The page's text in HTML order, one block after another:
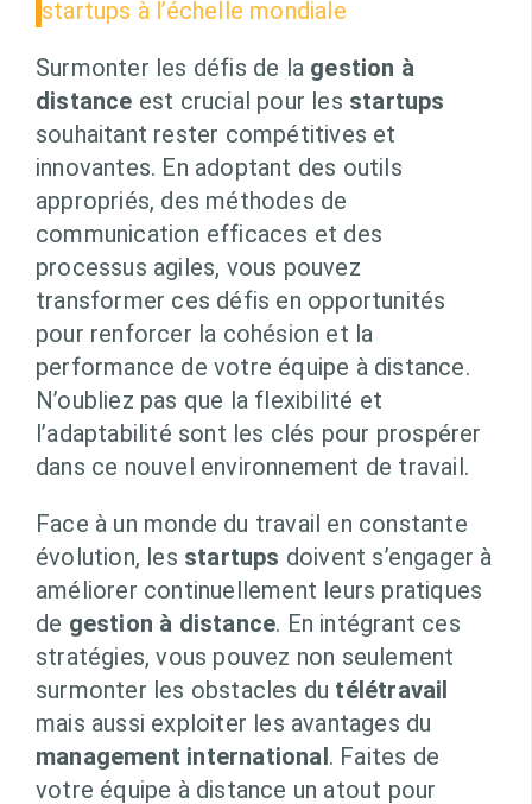
startups à l’échelle mondiale
Surmonter les défis de la gestion à
distance est crucial pour les startups
souhaitant rester compétitives et
innovantes. En adoptant des outils
appropriés, des méthodes de
communication efficaces et des
processus agiles, vous pouvez
transformer ces défis en opportunités
pour renforcer la cohésion et la
performance de votre équipe à distance.
N’oubliez pas que la flexibilité et
l’adaptabilité sont les clés pour prospérer
dans ce nouvel environnement de travail.
Face à un monde du travail en constante
évolution, les startups doivent s’engager à
améliorer continuellement leurs pratiques
de gestion à distance. En intégrant ces
stratégies, vous pouvez non seulement
surmonter les obstacles du télétravail
mais aussi exploiter les avantages du
management international. Faites de
votre équipe à distance un atout pour